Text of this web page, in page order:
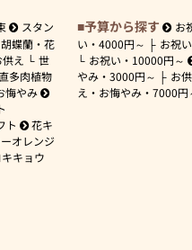
スタン
胡蝶蘭・花
え
世
多肉植物
悔やみ
ト
花キ
オレンジ
キキョウ
予算から探す お
い・ 4000円～ お祝い
お祝い・ 10000円～
やみ・ 3000円～ お
え・お悔やみ・ 7000円